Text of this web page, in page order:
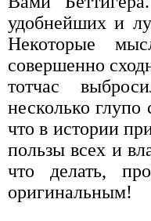
удобнейших и
Некоторые
совершенно
тотчас
несколько
что в истории
пользы всех и
что делать,
оригинальным!